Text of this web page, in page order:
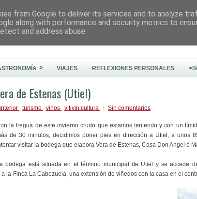
» VIAJES REFLEXIONES PERSONALES
de Estenas (Utiel)
, turismo , vinos , vitivinicultura Sin comentarios
la tregua de este invierno crudo que estamos teniendo y con un
de 30 minutos, decidimos poner pies en dirección a Utiel, a unos
visitar la bodega que elabora Vera de Estenas, Casa Don Angel ó
bodega está situada en el término municipal de Utiel y se accede
la Finca La Cabezuela, una extensión de viñedos con la casa en el
from Google to deliver its services and to analyze
along with performance and security metrics to
and address abuse.